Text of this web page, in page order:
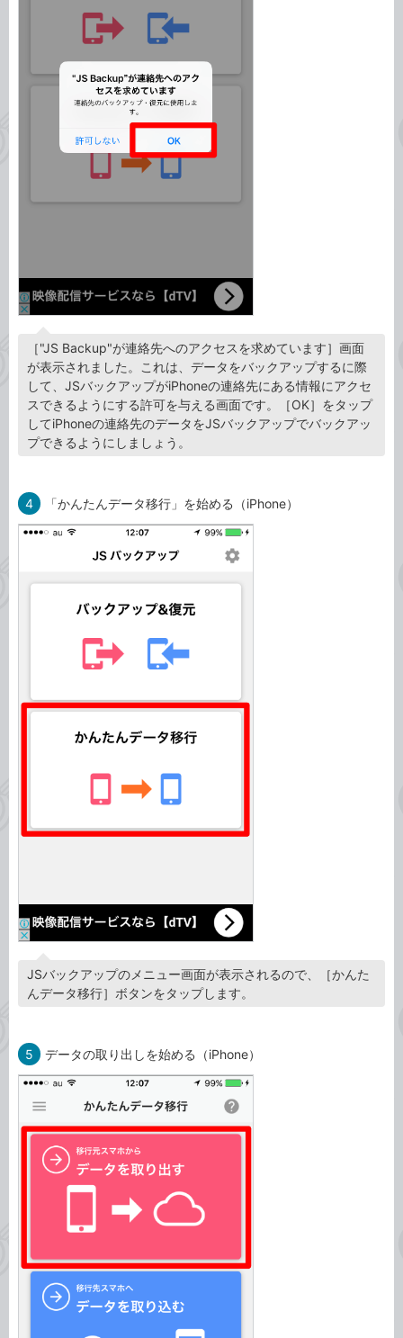
［"JS Backup"が連絡先へのアクセスを求めています］画面
が表示されました。これは、データをバックアップするに際
して、JSバックアップがiPhoneの連絡先にある情報にアクセ
スできるようにする許可を与える画面です。［OK］をタップ
してiPhoneの連絡先のデータをJSバックアップでバックアッ
プできるようにしましょう。
4 「かんたんデータ移行」を始める（iPhone）
JSバックアップのメニュー画面が表示されるので、［かんた
んデータ移行］ボタンをタップします。
5 データの取り出しを始める（iPhone）